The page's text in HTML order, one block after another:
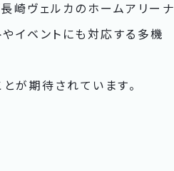
崎ヴェルカのホームアリーナ
イベントにも対応する多機
が期待されています。